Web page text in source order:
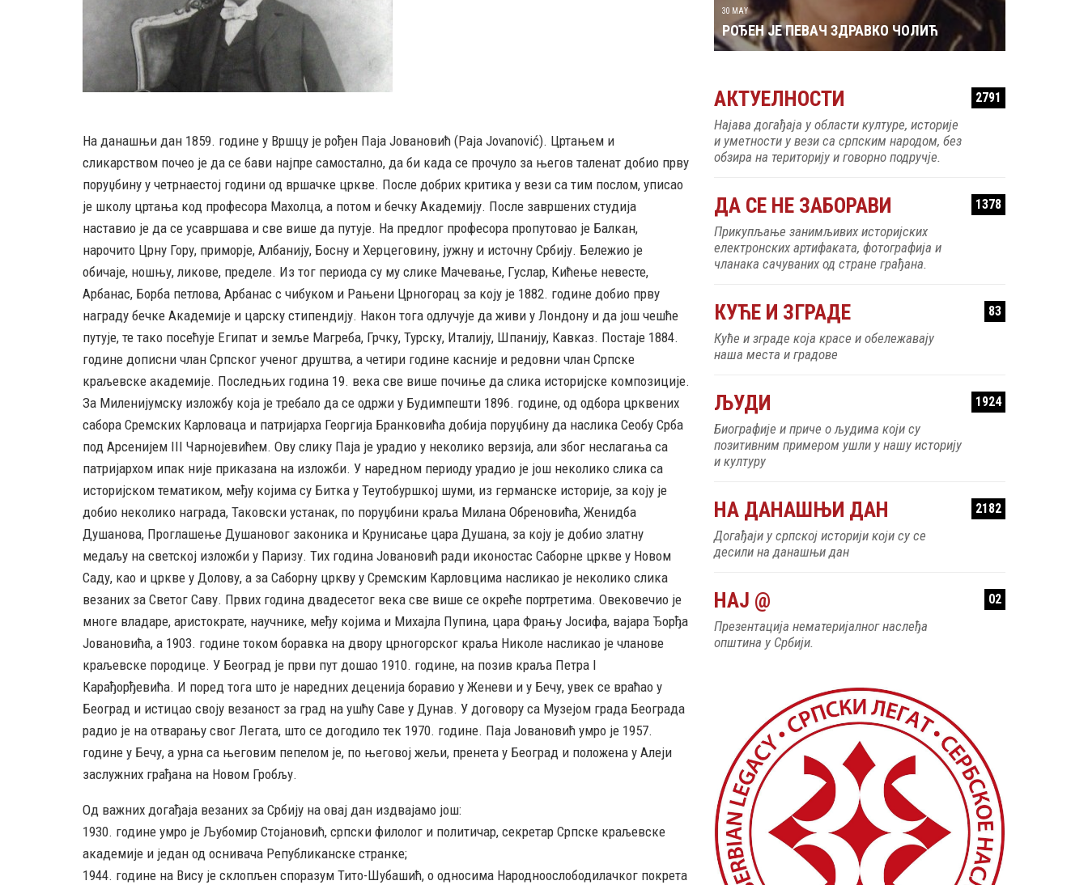
На данашњи дан 1859. године у Вршцу је рођен Паја Јовановић (Paja Jovanović). Цртањем и
сликарством почео је да се бави најпре самостално, да би када се прочуло за његов таленат добио прву
поруџбину у четрнаестој години од вршачке цркве. После добрих критика у вези са тим послом, уписао
је школу цртања код професора Махолца, а потом и бечку Академију. После завршених студија
наставио је да се усавршава и све више да путује. На предлог професора пропутовао је Балкан,
нарочито Црну Гору, приморје, Албанију, Босну и Херцеговину, јужну и источну Србију. Бележио је
обичаје, ношњу, ликове, пределе. Из тог периода су му слике Мачевање, Гуслар, Кићење невесте,
Арбанас, Борба петлова, Арбанас с чибуком и Рањени Црногорац за коју је 1882. године добио прву
награду бечке Академије и царску стипендију. Након тога одлучује да живи у Лондону и да још чешће
путује, те тако посећује Египат и земље Магреба, Грчку, Турску, Италију, Шпанију, Кавказ. Постаје 1884.
године дописни члан Српског ученог друштва, а четири године касније и редовни члан Српске
краљевске академије. Последњих година 19. века све више почиње да слика историјске композиције.
За Миленијумску изложбу која је требало да се одржи у Будимпешти 1896. године, од одбора црквених
сабора Сремских Карловаца и патријарха Георгија Бранковића добија поруџбину да наслика Сеобу Срба
под Арсенијем III Чарнојевићем. Ову слику Паја је урадио у неколико верзија, али због неслагања са
патријархом ипак није приказана на изложби. У наредном периоду урадио је још неколико слика са
историјском тематиком, међу којима су Битка у Теутобуршкој шуми, из германске историје, за коју је
добио неколико награда, Таковски устанак, по поруџбини краља Милана Обреновића, Женидба
Душанова, Проглашење Душановог законика и Крунисање цара Душана, за коју је добио златну
медаљу на светској изложби у Паризу. Тих година Јовановић ради иконостас Саборне цркве у Новом
Саду, као и цркве у Долову, а за Саборну цркву у Сремским Карловцима насликао је неколико слика
везаних за Светог Саву. Првих година двадесетог века све више се окреће портретима. Овековечио је
многе владаре, аристократе, научнике, међу којима и Михајла Пупина, цара Фрању Јосифа, вајара Ђорђа
Јовановића, а 1903. године током боравка на двору црногорског краља Николе насликао је чланове
краљевске породице. У Београд је први пут дошао 1910. године, на позив краља Петра I
Карађорђевића. И поред тога што је наредних деценија боравио у Женеви и у Бечу, увек се враћао у
Београд и истицао своју везаност за град на ушћу Саве у Дунав. У договору са Музејом града Београда
радио је на отварању свог Легата, што се догодило тек 1970. године. Паја Јовановић умро је 1957.
године у Бечу, а урна са његовим пепелом је, по његовој жељи, пренета у Београд и положена у Алеји
заслужних грађана на Новом Гробљу.
Од важних догађаја везаних за Србију на овај дан издвајамо још:
1930. године умро је Љубомир Стојановић, српски филолог и политичар, секретар Српске краљевске
академије и један од оснивача Републиканске странке;
1944. године на Вису је склопљен споразум Тито-Шубашић, о односима Народноослободилачког покрета
30 MAY
РОЂЕН ЈЕ ПЕВАЧ ЗДРАВКО ЧОЛИЋ
АКТУЕЛНОСТИ 2791
Најава догађаја у области културе, историје
и уметности у вези са српским народом, без
обзира на територију и говорно подручје.
ДА СЕ НЕ ЗАБОРАВИ 1378
Прикупљање занимљивих историјских
електронских артифаката, фотографија и
чланака сачуваних од стране грађана.
КУЋЕ И ЗГРАДЕ 83
Куће и зграде која красе и обележавају
наша места и градове
ЉУДИ 1924
Биографије и приче о људима који су
позитивним примером ушли у нашу историју
и културу
НА ДАНАШЊИ ДАН 2182
Догађаји у српској историји који су се
десили на данашњи дан
НАЈ @ 02
Презентација нематеријалног наслеђа
општина у Србији.